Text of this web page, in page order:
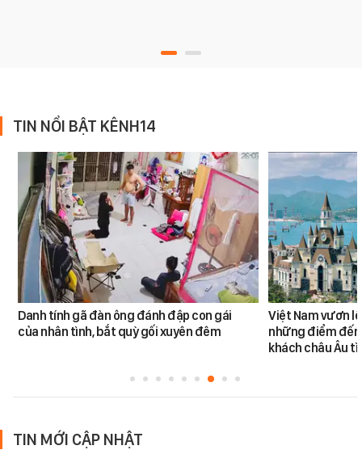
TIN NỔI BẬT KÊNH14
Danh tính gã đàn ông đánh đập con gái
của nhân tình, bắt quỳ gối xuyên đêm
Việt Nam vươn
những điểm
khách châu Âu
TIN MỚI CẬP NHẬT